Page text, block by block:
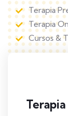
Terapia
Terapia
Cursos &